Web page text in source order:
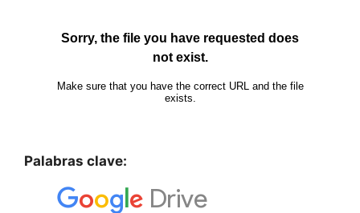
Palabras clave: